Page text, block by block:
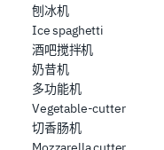
刨冰机
Ice spaghetti
酒吧搅拌机
奶昔机
多功能机
Vegetable-cutter
切香肠机